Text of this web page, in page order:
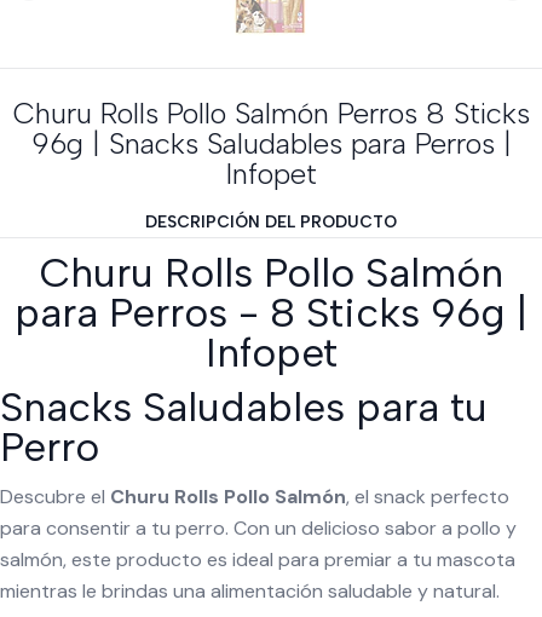
Churu Rolls Pollo Salmón Perros 8 Sticks
96g | Snacks Saludables para Perros |
Infopet
DESCRIPCIÓN DEL PRODUCTO
Churu Rolls Pollo Salmón
para Perros - 8 Sticks 96g |
Infopet
Snacks Saludables para tu
Perro
Descubre el Churu Rolls Pollo Salmón, el snack perfecto
para consentir a tu perro. Con un delicioso sabor a pollo y
salmón, este producto es ideal para premiar a tu mascota
mientras le brindas una alimentación saludable y natural.